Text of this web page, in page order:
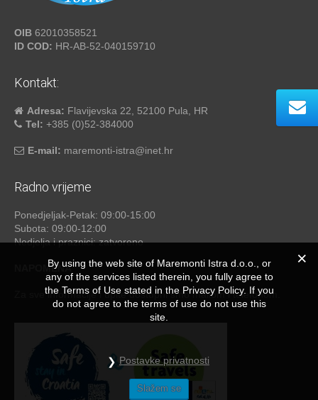
OIB 62010358521
ID COD: HR-AB-52-040159710
Kontakt:
Adresa: Flavijevska 22, 52100 Pula, HR
Tel: +385 (0)52-384000
E-mail: maremonti-istra@inet.hr
Radno vrijeme
Ponedjeljak-Petak: 09:00-15:00
Subota: 09:00-12:00
Nedjelja i praznici: zatvoreno
NAPOMENA
Za sve informacije i upite dostupni smo mailom i telefonom.
By using the web site of Maremonti Istra d.o.o., or
any of the services listed therein, you fully agree to
the Terms of Use stated in the Privacy Policy. If you
do not agree to the terms of use do not use this
site.
Postavke privatnosti
Slažem se